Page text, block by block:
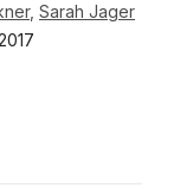
, Sarah Jager